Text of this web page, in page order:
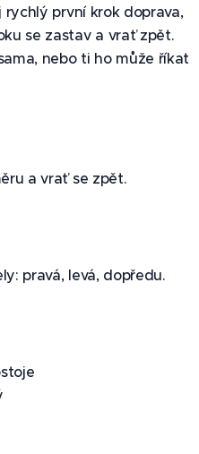
první krok doprava,
se zastav a vrať zpět.
nebo ti ho může říkat
a vrať se zpět.
pravá, levá, dopředu.